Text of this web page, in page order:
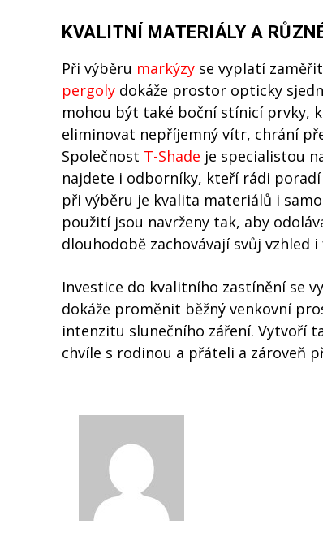
KVALITNÍ MATERIÁLY A
Při výběru markýzy se vyplatí
pergoly dokáže prostor opticky
mohou být také boční stínicí prvky,
eliminovat nepříjemný vítr, chrání
Společnost T-Shade je specialistou
najdete i odborníky, kteří rádi
při výběru je kvalita materiálů i
použití jsou navrženy tak, aby
dlouhodobě zachovávají svůj vzhled
Investice do kvalitního zastínění se
dokáže proměnit běžný venkovní
intenzitu slunečního záření. Vytvoří
chvíle s rodinou a přáteli a zároveň